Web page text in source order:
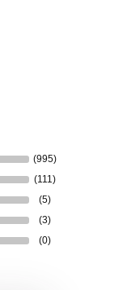
(995)
(111)
(5)
(3)
(0)